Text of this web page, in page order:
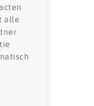
alle